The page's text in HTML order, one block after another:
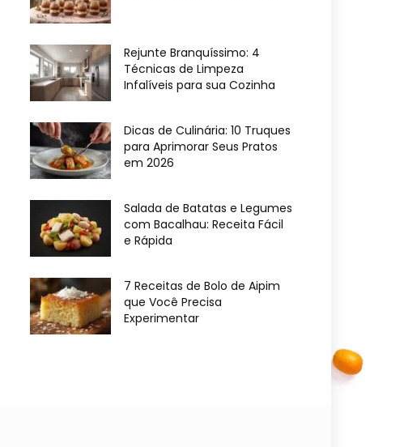
Rejunte Branquíssimo: 4
Técnicas de Limpeza
Infalíveis para sua Cozinha
Dicas de Culinária: 10 Truques
para Aprimorar Seus Pratos
em 2026
Salada de Batatas e Legumes
com Bacalhau: Receita Fácil
e Rápida
7 Receitas de Bolo de Aipim
que Você Precisa
Experimentar